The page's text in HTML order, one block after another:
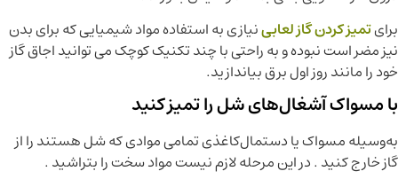
برایتميز كردن گاز لعابینیازی به استفاده مواد شیمیایی که برای بدن
نیز مضر است نبوده و به راحتی با چند تکنیک کوچک می توانید اجاق گاز
خود را مانند روز اول برق بیاندازید.
با مسواک آشغال‌های شل را تمیز کنید
به‌وسیله مسواک یا دستمال‌کاغذی تمامی موادی که شل هستند را از
گاز خارج کنید . در این مرحله لازم نیست مواد سخت را بتراشید .